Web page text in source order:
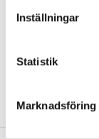
a
Inställningar
Statistik
Marknadsföring
pyramid i skolan”